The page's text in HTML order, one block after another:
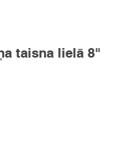
taisna lielā 8"